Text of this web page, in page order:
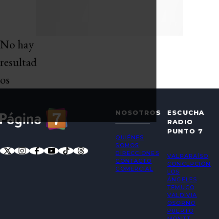
No hay
resultad
os
NOSOTROS
QUIÉNES
SOMOS
DIRECCIONES
CONTACTO
COMERCIAL
ESCUCHA
RADIO
PUNTO 7
VALPARAÍSO
CONCEPCIÓN
LOS
ÁNGELES
TEMUCO
VALDIVIA
OSORNO
PUERTO